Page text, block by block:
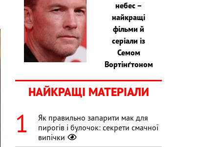
небес –
найкращі
фільми й
серіали із
Семом
Вортінґтоном
НАЙКРАЩІ МАТЕРІАЛИ
Як правильно запарити мак для
пирогів і булочок: секрети смачної
випічки